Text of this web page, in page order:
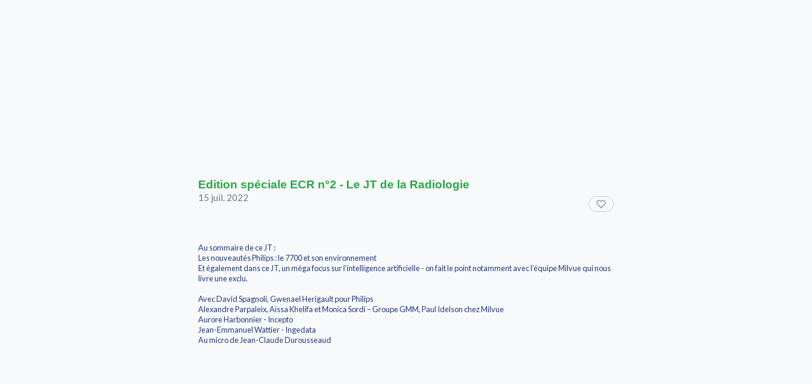
Edition spéciale ECR n°2 - Le JT de la Radiologie
15 juil. 2022
Au sommaire de ce JT :
Les nouveautés Philips : le 7700 et son environnement
Et également dans ce JT, un méga focus sur l’intelligence artificielle - on fait le point notamment avec l’équipe Milvue qui nous
livre une exclu.
Avec David Spagnoli, Gwenael Herigault pour Philips
Alexandre Parpaleix, Aïssa Khelifa et Monica Sordi – Groupe GMM, Paul Idelson chez Milvue
Aurore Harbonnier - Incepto
Jean-Emmanuel Wattier - Ingedata
Au micro de Jean-Claude Durousseaud